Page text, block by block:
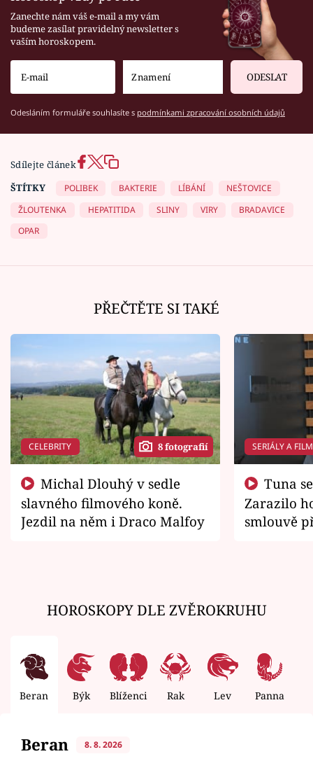
Zanechte nám váš e-mail a my vám
budeme zasílat pravidelný newsletter s
vaším horoskopem.
ODESLAT
Odesláním formuláře souhlasíte s podmínkami zpracování osobních údajů
Sdílejte článek
ŠTÍTKY
POLIBEK BAKTERIE LÍBÁNÍ
NEŠTOVICE
ŽLOUTENKA
HEPATITIDA SLINY VIRY
BRADAVICE
OPAR
PŘEČTĚTE SI TAKÉ
CELEBRITY 8 fotografií
slavného filmového koně.
Jezdil na něm i Draco Malfoy
SERIÁLY A
Zarazilo
smlouvě
HOROSKOPY DLE ZVĚROKRUHU
Beran Býk Blíženci Rak Lev Panna
Beran 8. 8. 2026